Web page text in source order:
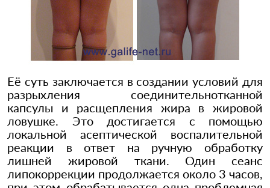
Её суть заключается в создании условий для
разрыхления соединительнотканной
капсулы и расщепления жира в жировой
ловушке. Это достигается с помощью
локальной асептической воспалительной
реакции в ответ на ручную обработку
лишней жировой ткани. Один сеанс
липокоррекции продолжается около 3 часов,